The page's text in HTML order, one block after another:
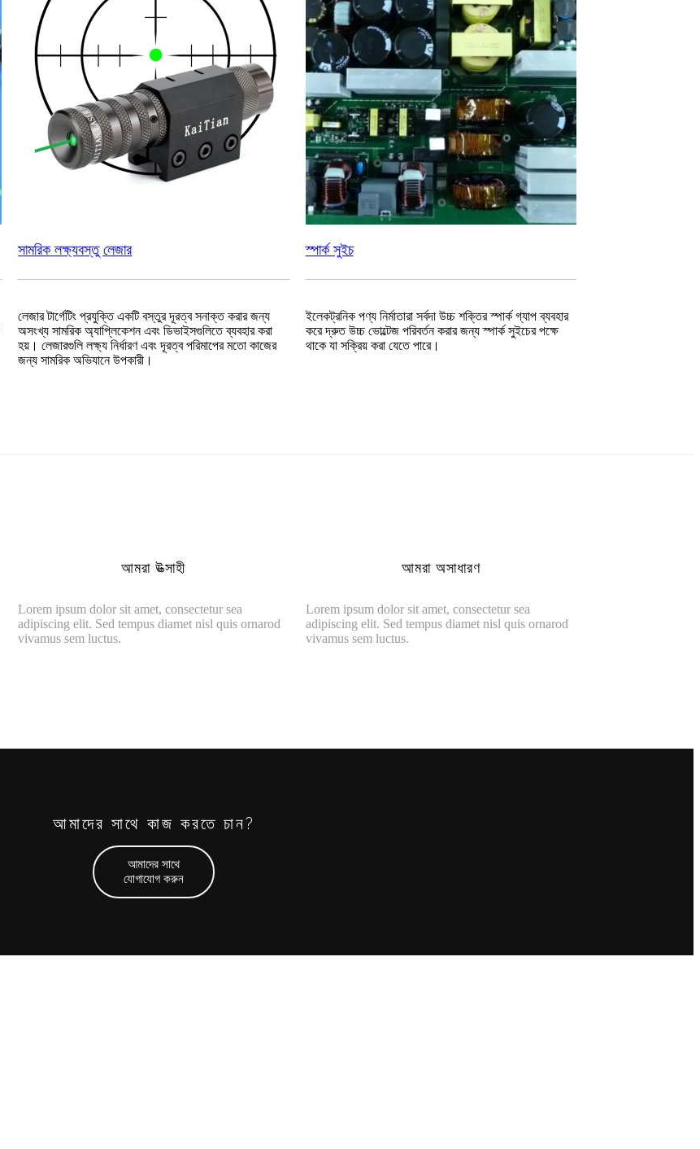
সামরিক লক্ষ্যবস্তু লেজার
লেজার টার্গেটিং প্রযুক্তি একটি বস্তুর দূরত্ব সনাক্ত করার জন্য
অসংখ্য সামরিক অ্যাপ্লিকেশন এবং ডিভাইসগুলিতে ব্যবহার করা
হয়। লেজারগুলি লক্ষ্য নির্ধারণ এবং দূরত্ব পরিমাপের মতো কাজের
জন্য সামরিক অভিযানে উপকারী।
স্পার্ক সুইচ
ইলেকট্রনিক পণ্য নির্মাতারা সর্বদা উচ্চ শক্তির স্পার্ক গ্যাপ ব্যবহার
করে দ্রুত উচ্চ ভোল্টেজ পরিবর্তন করার জন্য স্পার্ক সুইচের পক্ষে
থাকে যা সক্রিয় করা যেতে পারে।
আমরা উত্সাহী
Lorem ipsum dolor sit amet, consectetur sea
adipiscing elit. Sed tempus diamet nisl quis ornarod
vivamus sem luctus.
আমরা অসাধারণ
Lorem ipsum dolor sit amet, consectetur sea
adipiscing elit. Sed tempus diamet nisl quis ornarod
vivamus sem luctus.
আমাদের সাথে কাজ করতে চান?
আমাদের সাথে
যোগাযোগ করুন